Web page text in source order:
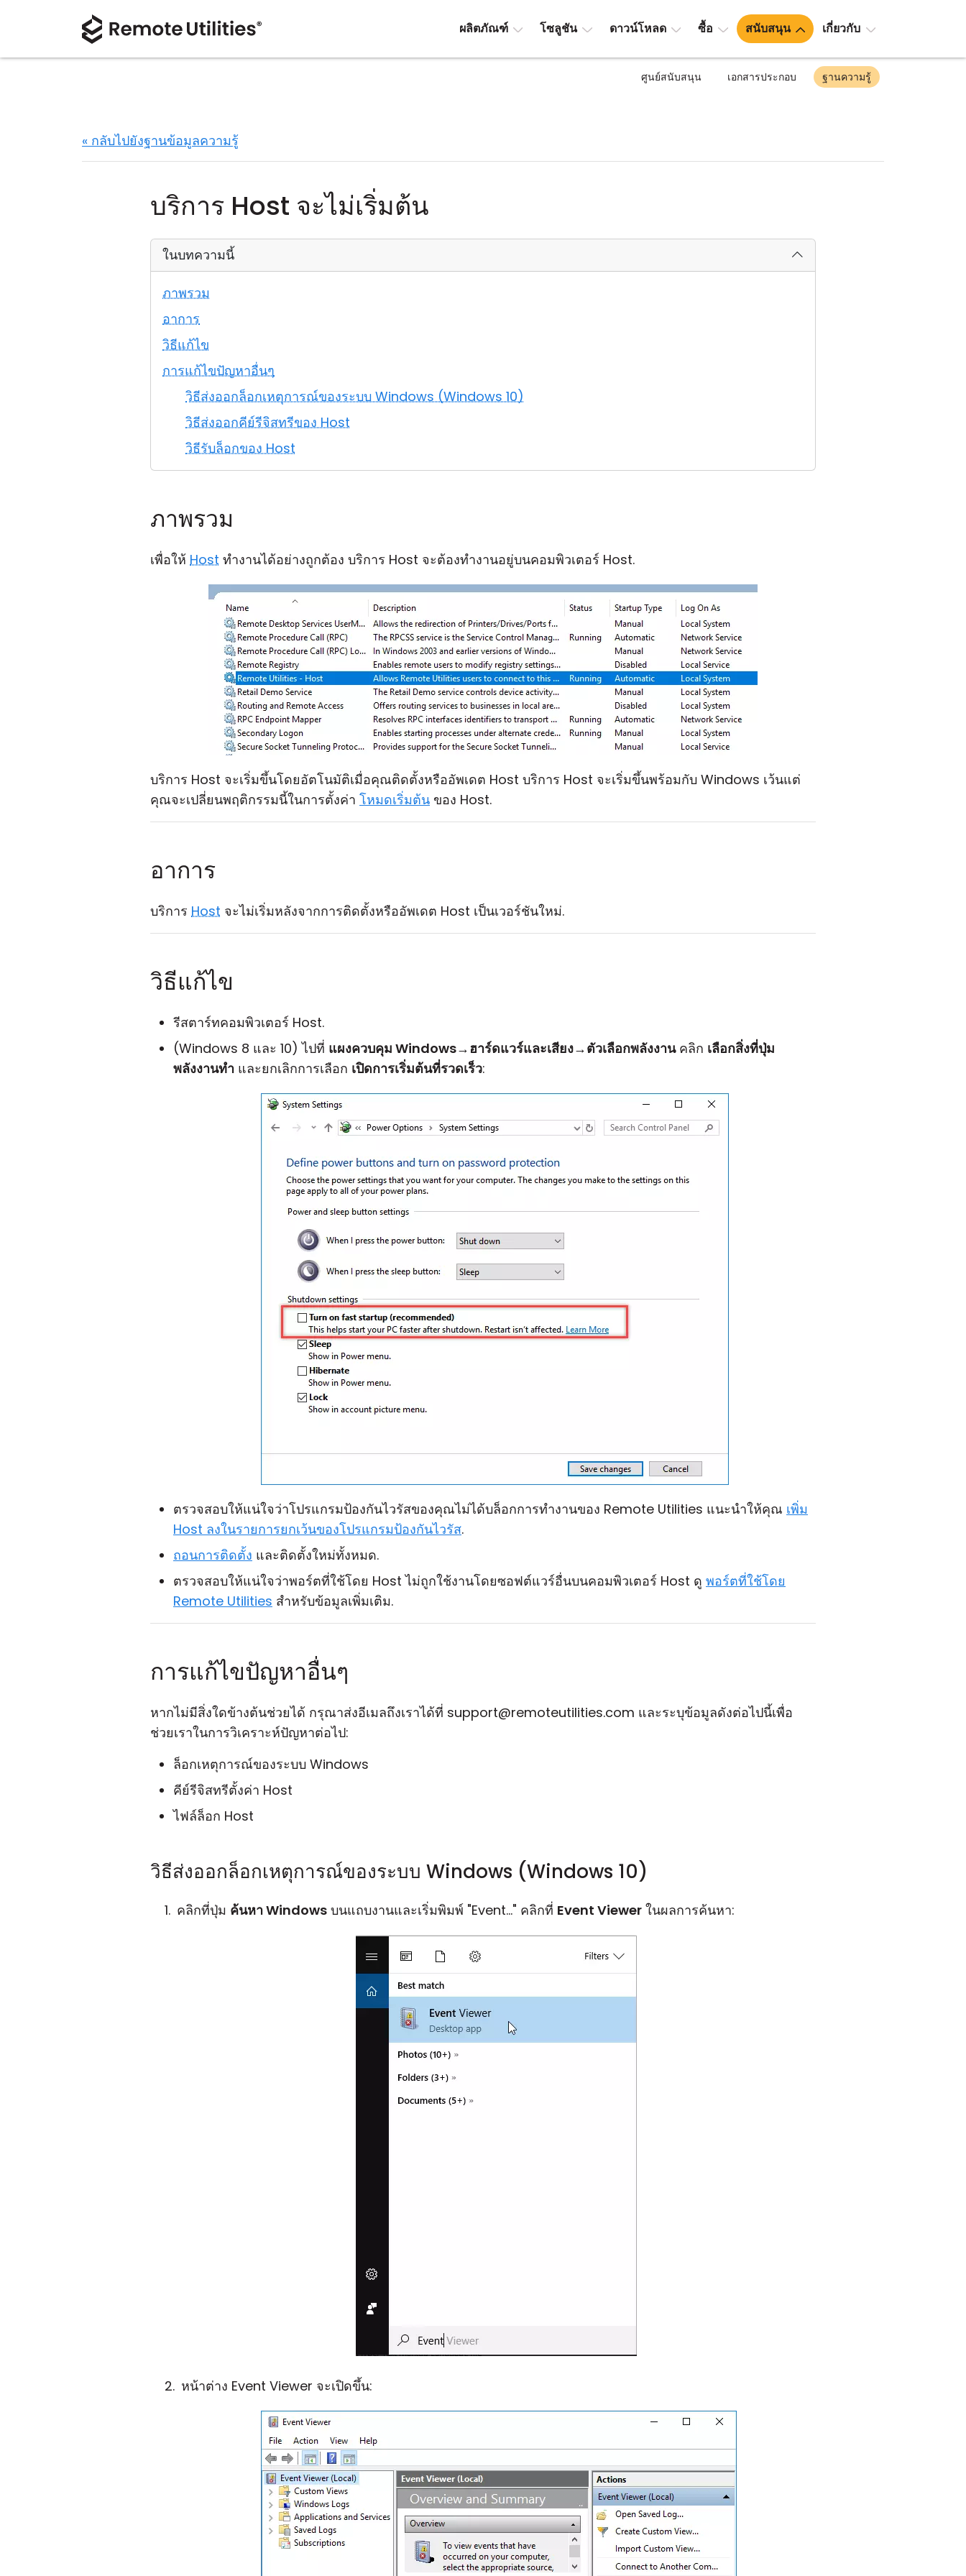
ผลิตภัณฑ์ โซลูชัน ดาวน์โหลด ซื้อ สนับสนุน เกี่ยวกับ
ศูนย์สนับสนุน เอกสารประกอบ ฐานความรู้
« กลับไปยังฐานข้อมูลความรู้
บริการ Host จะไม่เริ่มต้น
ในบทความนี้
ภาพรวม
อาการ
วิธีแก้ไข
การแก้ไขปัญหาอื่นๆ
วิธีส่งออกล็อกเหตุการณ์ของระบบ Windows (Windows 10)
วิธีส่งออกคีย์รีจิสทรีของ Host
วิธีรับล็อกของ Host
ภาพรวม
เพื่อให้ Host ทำงานได้อย่างถูกต้อง บริการ Host จะต้องทำงานอยู่บนคอมพิวเตอร์ Host.
บริการ Host จะเริ่มขึ้นโดยอัตโนมัติเมื่อคุณติดตั้งหรืออัพเดต Host บริการ Host จะเริ่มขึ้นพร้อมกับ Windows เว้นแต่
คุณจะเปลี่ยนพฤติกรรมนี้ในการตั้งค่า โหมดเริ่มต้น ของ Host.
อาการ
บริการ Host จะไม่เริ่มหลังจากการติดตั้งหรืออัพเดต Host เป็นเวอร์ชันใหม่.
วิธีแก้ไข
รีสตาร์ทคอมพิวเตอร์ Host.
(Windows 8 และ 10) ไปที่ แผงควบคุม Windows→ ฮาร์ดแวร์และเสียง→ตัวเลือกพลังงานคลิก เลือกสิ่งที่ปุ่ม
พลังงานทำ และยกเลิกการเลือก เปิดการเริ่มต้นที่รวดเร็ว:
ตรวจสอบให้แน่ใจว่าโปรแกรมป้องกันไวรัสของคุณไม่ได้บล็อกการทำงานของ Remote Utilities แนะนำให้คุณ เพิ่ม
Host ลงในรายการยกเว้นของโปรแกรมป้องกันไวรัส.
ถอนการติดตั้ง และติดตั้งใหม่ทั้งหมด.
ตรวจสอบให้แน่ใจว่าพอร์ตที่ใช้โดย Host ไม่ถูกใช้งานโดยซอฟต์แวร์อื่นบนคอมพิวเตอร์ Host ดู พอร์ตที่ใช้โดย
Remote Utilities สำหรับข้อมูลเพิ่มเติม.
การแก้ไขปัญหาอื่นๆ
หากไม่มีสิ่งใดข้างต้นช่วยได้ กรุณาส่งอีเมลถึงเราได้ที่ support@remoteutilities.com และระบุข้อมูลดังต่อไปนี้เพื่อ
ช่วยเราในการวิเคราะห์ปัญหาต่อไป:
ล็อกเหตุการณ์ของระบบ Windows
คีย์รีจิสทรีตั้งค่า Host
ไฟล์ล็อก Host
วิธีส่งออกล็อกเหตุการณ์ของระบบ Windows (Windows 10)
คลิกที่ปุ่ม ค้นหา Windows บนแถบงานและเริ่มพิมพ์ "Event..." คลิกที่ Event Viewer ในผลการค้นหา:
หน้าต่าง Event Viewer จะเปิดขึ้น: